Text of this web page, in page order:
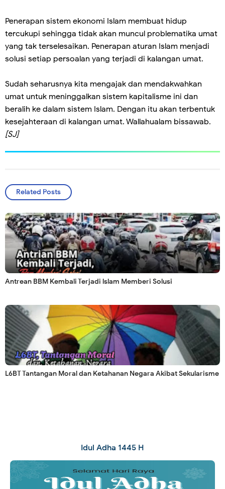
Penerapan sistem ekonomi Islam membuat hidup
tercukupi sehingga tidak akan muncul problematika umat
yang tak terselesaikan. Penerapan aturan Islam menjadi
solusi setiap persoalan yang terjadi di kalangan umat.
Sudah seharusnya kita mengajak dan mendakwahkan
umat untuk meninggalkan sistem kapitalisme ini dan
beralih ke dalam sistem Islam. Dengan itu akan terbentuk
kesejahteraan di kalangan umat. Wallahualam bissawab.
[SJ]
Related Posts
Antrean BBM Kembali Terjadi lslam Memberi Solusi
L6BT Tantangan Moral dan Ketahanan Negara Akibat Sekularisme
Idul Adha 1445 H